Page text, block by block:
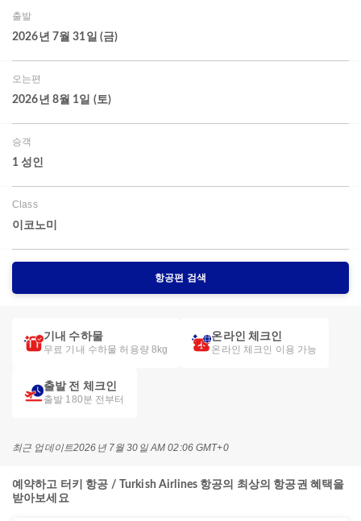
출발
2026년 7월 31일 (금)
오는편
2026년 8월 1일 (토)
승객
1 성인
Class
이코노미
항공편 검색
기내 수하물
무료 기내 수하물 허용량 8kg
온라인 체크인
온라인 체크인 이용 가능
출발 전 체크인
출발 180분 전부터
최근 업데이트2026년 7월 30일 AM 02:06 GMT+0
예약하고 터키 항공 / Turkish Airlines 항공의 최상의 항공권 혜택을
받아보세요